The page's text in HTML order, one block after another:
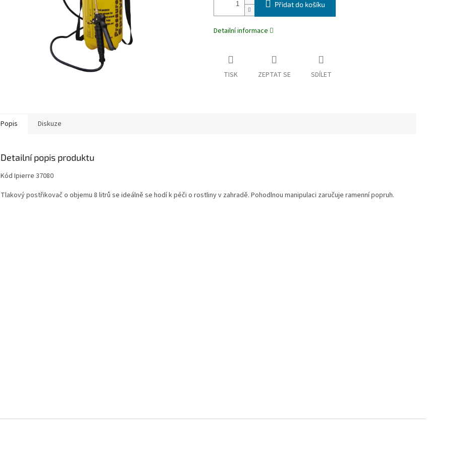
Přidat do košíku
Detailní informace
TISK ZEPTAT SE SDÍLET
Popis Diskuze
Detailní popis produktu
Kód Ipierre 37080
Tlakový postřikovač o objemu 8 litrů se ideálně se hodí k péči o rostliny v zahradě. Pohodlnou manipulaci zaručuje ramenní popruh.